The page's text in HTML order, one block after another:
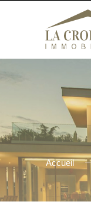
Accueil